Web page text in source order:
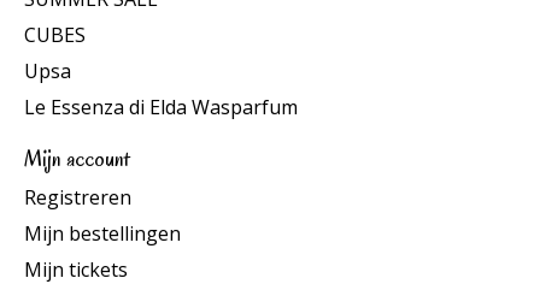
CUBES
Upsa
Le Essenza di Elda Wasparfum
Mijn account
Registreren
Mijn bestellingen
Mijn tickets